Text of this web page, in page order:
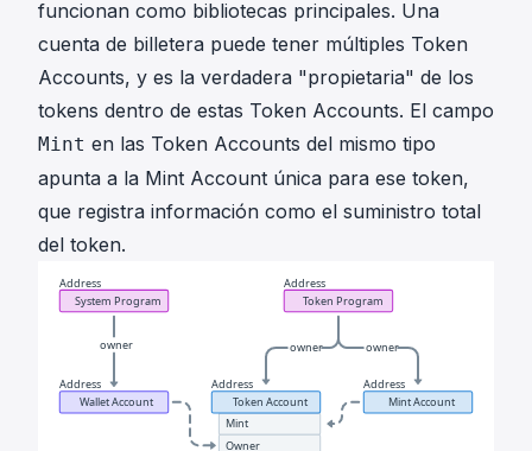
funcionan como bibliotecas principales. Una
cuenta de billetera puede tener múltiples Token
Accounts, y es la verdadera "propietaria" de los
tokens dentro de estas Token Accounts. El campo
Mint en las Token Accounts del mismo tipo
apunta a la Mint Account única para ese token,
que registra información como el suministro total
del token.